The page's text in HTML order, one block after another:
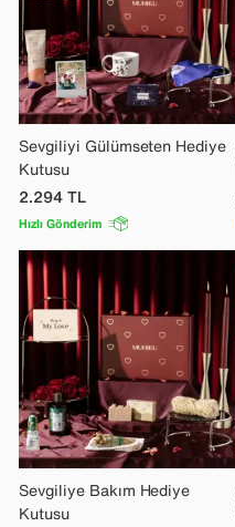
Sevgiliyi Gülümseten Hediye
Kutusu
2.294TL
Hızlı Gönderim
Sevgiliye Bakım Hediye
Kutusu